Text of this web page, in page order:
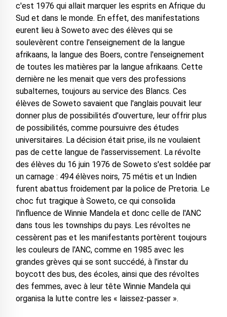
c'est 1976 qui allait marquer les esprits en Afrique du
Sud et dans le monde. En effet, des manifestations
eurent lieu à Soweto avec des élèves qui se
soulevèrent contre l'enseignement de la langue
afrikaans, la langue des Boers, contre l'enseignement
de toutes les matières par la langue afrikaans. Cette
dernière ne les menait que vers des professions
subalternes, toujours au service des Blancs. Ces
élèves de Soweto savaient que l'anglais pouvait leur
donner plus de possibilités d'ouverture, leur offrir plus
de possibilités, comme poursuivre des études
universitaires. La décision était prise, ils ne voulaient
pas de cette langue de l'asservissement. La révolte
des élèves du 16 juin 1976 de Soweto s'est soldée par
un carnage : 494 élèves noirs, 75 métis et un Indien
furent abattus froidement par la police de Pretoria. Le
choc fut tragique à Soweto, ce qui consolida
l'influence de Winnie Mandela et donc celle de l'ANC
dans tous les townships du pays. Les révoltes ne
cessèrent pas et les manifestants portèrent toujours
les couleurs de l'ANC, comme en 1985 avec les
grandes grèves qui se sont succédé, à l'instar du
boycott des bus, des écoles, ainsi que des révoltes
des femmes, avec à leur tête Winnie Mandela qui
organisa la lutte contre les « laissez-passer ».